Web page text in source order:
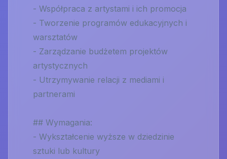
- Współpraca z artystami i ich promocja
- Tworzenie programów edukacyjnych i
warsztatów
- Zarządzanie budżetem projektów
artystycznych
- Utrzymywanie relacji z mediami i
partnerami
## Wymagania:
- Wykształcenie wyższe w dziedzinie
sztuki lub kultury